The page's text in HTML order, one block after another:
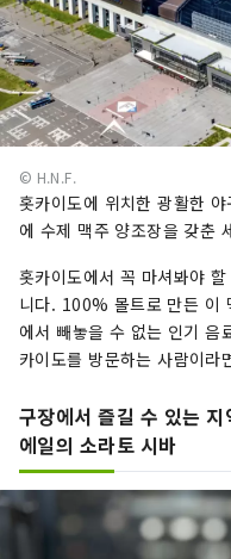
© H.N.F.
홋카이도에 위치한 광활한
에 수제 맥주 양조장을 갖춘
홋카이도에서 꼭 마셔봐야
니다. 100% 몰트로 만든 이
에서 빼놓을 수 없는 인기 음
카이도를 방문하는 사람이
구장에서 즐길 수 있는
에일의 소라토 시바